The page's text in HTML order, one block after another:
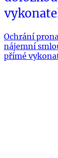
Ochrání
nájemní
přímé